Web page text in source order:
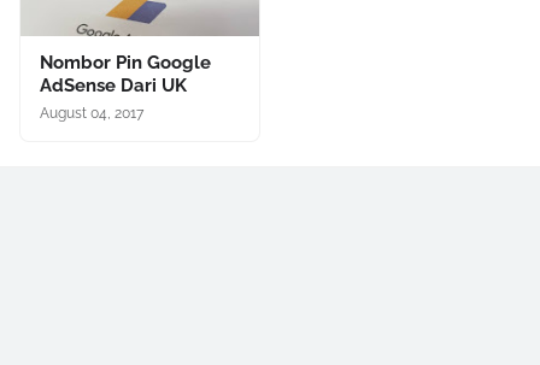
Nombor Pin Google
AdSense Dari UK
August 04, 2017